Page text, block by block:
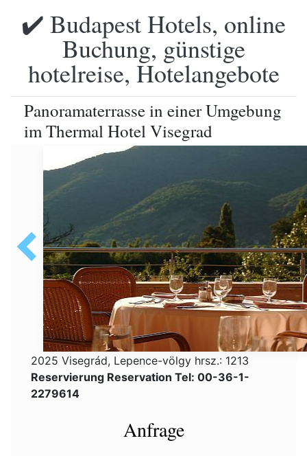
✔️ Budapest Hotels, online
Buchung, günstige
hotelreise, Hotelangebote
Panoramaterrasse in einer Umgebung
im Thermal Hotel Visegrad
2025 Visegrád, Lepence-völgy hrsz.: 1213
Reservierung Reservation Tel: 00-36-1-
2279614
Anfrage